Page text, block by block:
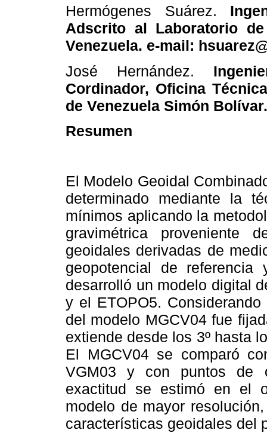
Hermógenes Suárez.
Adscrito al Laboratorio
Venezuela. e-mail:
José Hernández.
Cordinador, Oficina
de Venezuela Simón
Resumen
El Modelo Geoidal
determinado mediante la
mínimos aplicando la
gravimétrica proveniente
geoidales derivadas de
geopotencial de
desarrolló un modelo digital
y el ETOPO5.
del modelo MGCV04 fue
extiende desde los 3º hasta
El MGCV04 se comparó
VGM03 y con puntos de
exactitud se estimó en el
modelo de mayor
características geoidales del